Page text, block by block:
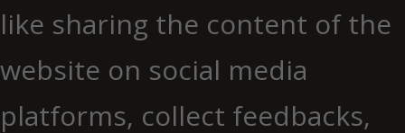
like sharing the content of the
website on social media
platforms, collect feedbacks,